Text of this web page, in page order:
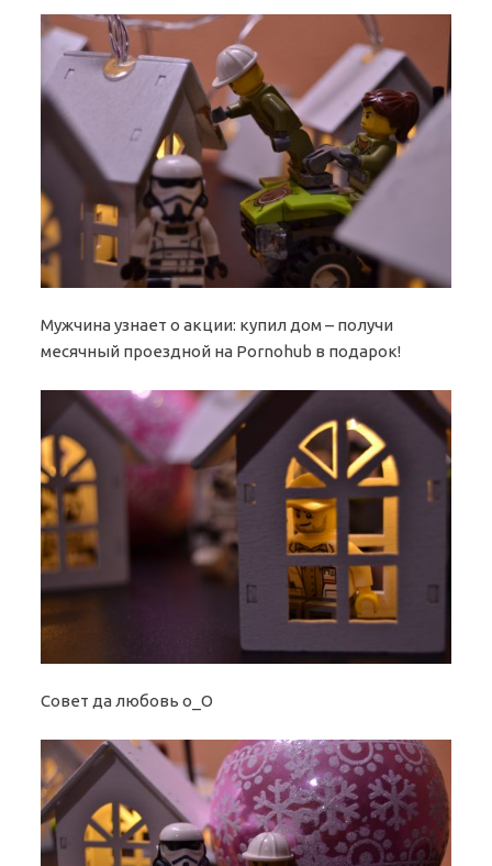
Мужчина узнает о акции: купил дом – получи
месячный проездной на Pornohub в подарок!
Совет да любовь o_O